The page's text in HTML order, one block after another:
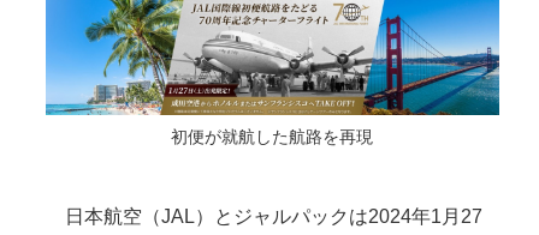
初便が就航した航路を再現
日本航空（JAL）とジャルパックは2024年1月27